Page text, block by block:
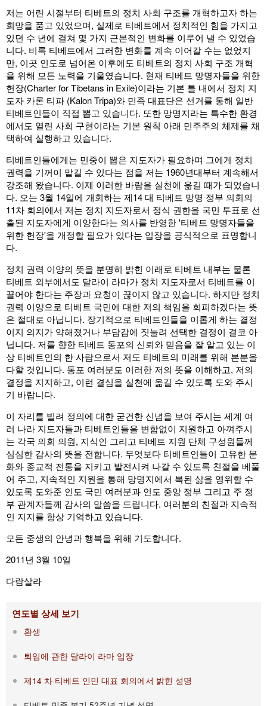
저는 어린 시절부터 티베트의 정치 사회 구조를 개혁하고자 하는
희망을 품고 있었으며, 실제로 티베트에서 정치적인 힘을 가지고
있던 수 년에 걸쳐 몇 가지 근본적인 변화를 이루어 낼 수 있었습
니다. 비록 티베트에서 그러한 변화를 계속 이어갈 수는 없었지
만, 이곳 인도로 넘어온 이후에도 티베트의 정치 사회 구조 개혁
을 위해 모든 노력을 기울였습니다. 현재 티베트 망명자들을 위한
헌장(Charter for Tibetans in Exile)이라는 기본 틀 내에서 정치 지
도자 카론 티파 (Kalon Tripa)와 민족 대표단은 선거를 통해 일반
티베트인들이 직접 뽑고 있습니다. 또한 망명지라는 특수한 환경
에서도 열린 사회 구현이라는 기본 원칙 아래 민주주의 체제를 채
택하여 실행하고 있습니다.
티베트인들에게는 민중이 뽑은 지도자가 필요하며 그에게 정치
권력을 기꺼이 맡길 수 있다는 점을 저는 1960년대부터 계속해서
강조해 왔습니다. 이제 이러한 바람을 실천에 옮길 때가 되었습니
다. 오는 3월 14일에 개회하는 제14 대 티베트 망명 정부 의회의
11차 회의에서 저는 정치 지도자로서 정식 권한을 국민 투표로 선
출된 지도자에게 이양한다는 의사를 반영한 '티베트 망명자들을
위한 헌장'을 개정할 필요가 있다는 입장을 공식적으로 표명합니
다.
정치 권력 이양의 뜻을 분명히 밝힌 이래로 티베트 내부는 물론
티베트 외부에서도 달라이 라마가 정치 지도자로서 티베트를 이
끌어야 한다는 주장과 요청이 끊이지 않고 있습니다. 하지만 정치
권력 이양으로 티베트 국민에 대한 저의 책임을 회피하겠다는 뜻
은 절대로 아닙니다. 장기적으로 티베트인들을 이롭게 하는 결정
이지 의지가 약해졌거나 부담감에 짓눌려 선택한 결정이 결코 아
닙니다. 저를 향한 티베트 동포의 신뢰와 믿음을 잘 알고 있는 이
상 티베트인의 한 사람으로서 저도 티베트의 미래를 위해 본분을
다할 것입니다. 동포 여러분도 이러한 저의 뜻을 이해하고, 저의
결정을 지지하고, 이런 결심을 실천에 옮길 수 있도록 도와 주시
기 바랍니다.
이 자리를 빌려 정의에 대한 굳건한 신념을 보여 주시는 세계 여
러 나라 지도자들과 티베트인들을 변함없이 지원하고 아껴주시
는 각국 의회 의원, 지식인 그리고 티베트 지원 단체 구성원들께
심심한 감사의 뜻을 전합니다. 무엇보다 티베트인들이 고유한 문
화와 종교적 전통을 지키고 발전시켜 나갈 수 있도록 친절을 베풀
어 주고, 지속적인 지원을 통해 망명지에서 복된 삶을 영위할 수
있도록 도와준 인도 국민 여러분과 인도 중앙 정부 그리고 주 정
부 관계자들께 감사의 말씀을 드립니다. 여러분의 친절과 지속적
인 지지를 항상 기억하고 있습니다.
모든 중생의 안녕과 행복을 위해 기도합니다.
2011년 3월 10일
다람살라
연도별 상세 보기
환생
퇴임에 관한 달라이 라마 입장
제14 차 티베트 인민 대표 회의에서 밝힌 성명